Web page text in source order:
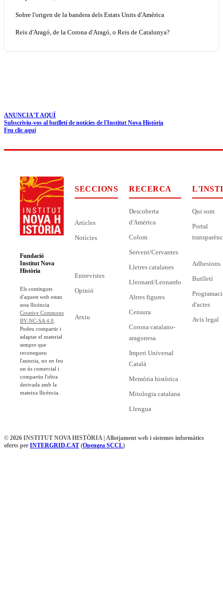
Sobre l'origen de la bandera dels Estats Units d'Amèrica
Reis d'Aragó, de la Corona d'Aragó, o Reis de Catalunya?
ANUNCIA'T AQUÍ
Subscriviu-vos al butlletí de notícies de l'Institut Nova Història
Feu clic aquí
Fundació
Institut Nova
Història
Els continguts
d'aquest web estan
sota llicència
Creative Commons
BY-NC-SA 4.0
Podeu compartir i
adaptar el material
sempre que
reconegueu
l'autoria, no en feu
un ús comercial i
compartiu l'obra
derivada amb la
mateixa llicència.
SECCIONS
Articles
Notícies
Entrevistes
Opinió
Arxiu
RECERCA
Descoberta
d'Amèrica
Colom
Servent/Cervantes
Lletres catalanes
Lleonard/Leonardo
Altres figures
Censura
Corona catalano-
aragonesa
Imperi Universal
Català
Memòria històrica
Mitologia catalana
Llengua
Qui som
Portal
Adhesions
Butlletí
d'actes
Avís legal
© 2026 INSTITUT NOVA HISTÒRIA | Allotjament web i sistemes informàtics
oferts per INTERGRID.CAT (Opengea SCCL)